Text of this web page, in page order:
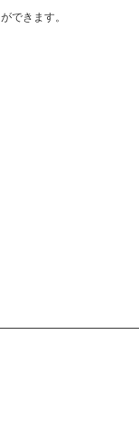
できます。